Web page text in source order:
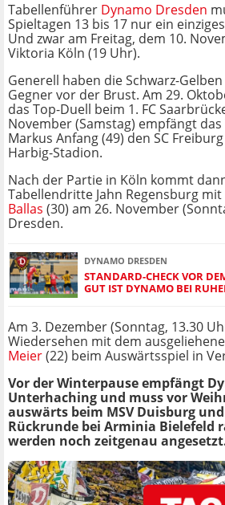
Tabellenführer Dynamo Dresden
Spieltagen 13 bis 17 nur ein
Und zwar am Freitag, dem 10.
Viktoria Köln (19 Uhr).
Generell haben die Schwarz-
Gegner vor der Brust. Am 29.
das Top-Duell beim 1. FC
November (Samstag) empfängt
Markus Anfang (49) den SC
Harbig-Stadion.
Nach der Partie in Köln kommt
Tabellendritte Jahn Regensburg mit
Ballas (30) am 26. November
Dresden.
DYNAMO DRESDEN
STANDARD-CHECK VOR
GUT IST DYNAMO BEI
Am 3. Dezember (Sonntag, 13.30
Wiedersehen mit dem
Meier(22) beim Auswärtsspiel in
Vor der Winterpause empfängt
Unterhaching und muss vor
auswärts beim MSV Duisburg
Rückrunde bei Arminia Bielefeld
werden noch zeitgenau